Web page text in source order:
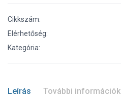
Cikkszám:
Elérhetőség:
Kategória:
Leírás További információk